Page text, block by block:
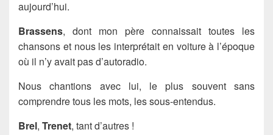
aujourd’hui.
Brassens, dont mon père connaissait toutes les
chansons et nous les interprétait en voiture à l’époque
où il n’y avait pas d’autoradio.
Nous chantions avec lui, le plus souvent sans
comprendre tous les mots, les sous-entendus.
Brel, Trenet, tant d’autres !